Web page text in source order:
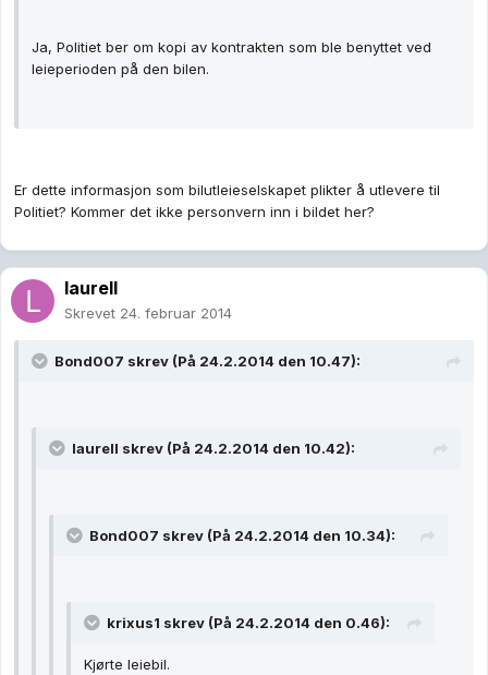
Ja, Politiet ber om kopi av kontrakten som ble benyttet ved
leieperioden på den bilen.
Er dette informasjon som bilutleieselskapet plikter å utlevere til
Politiet? Kommer det ikke personvern inn i bildet her?
laurell
Skrevet 24. februar 2014
Bond007 skrev (På 24.2.2014 den 10.47):
laurell skrev (På 24.2.2014 den 10.42):
Bond007 skrev (På 24.2.2014 den 10.34):
krixus1 skrev (På 24.2.2014 den 0.46):
Kjørte leiebil.